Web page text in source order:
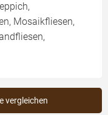
Mosaikfliesen,
vergleichen